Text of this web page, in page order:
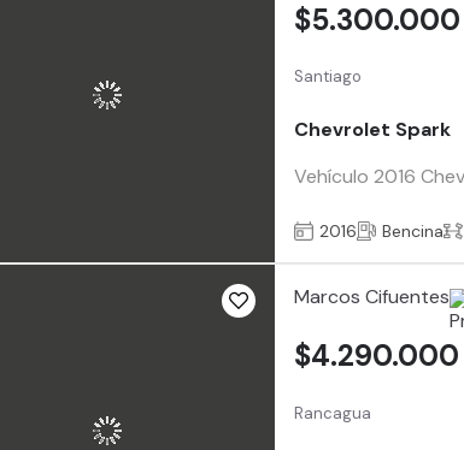
Santiago
Chevrolet Spark
Vehículo 2016
$5.300.000
2016 Bencina
Marcos Cifuentes
Rancagua
$4.290.000